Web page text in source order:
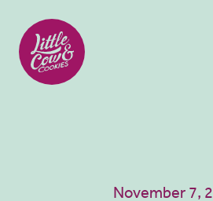
November 7,